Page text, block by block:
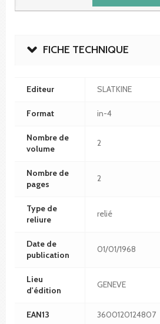
FICHE TECHNIQUE
Editeur SLATKINE
Format in-4
Nombre de
volume
2
Nombre de
pages
2
Type de
reliure
relié
Date de
publication
01/01/1968
Lieu
d'édition
GENEVE
EAN13 3600120124807